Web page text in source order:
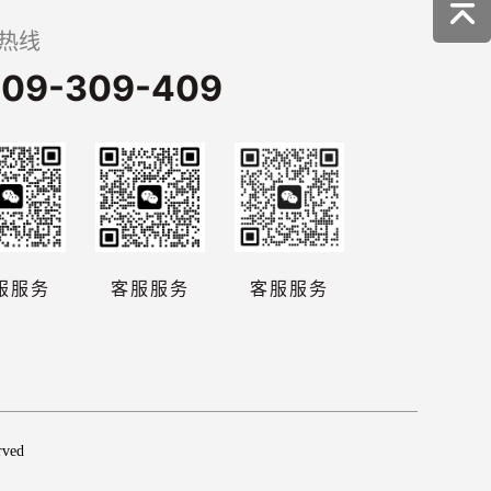
线
309-409
服务 客服服务 客服服务